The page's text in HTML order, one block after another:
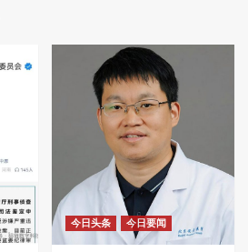
今日头条 今日要闻